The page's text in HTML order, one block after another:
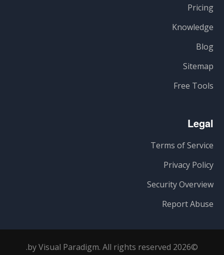
Pricing
Knowledge
Blog
Sitemap
Free Tools
Legal
Terms of Service
Privacy Policy
Security Overview
Report Abuse
©2026 by Visual Paradigm. All rights reserved.